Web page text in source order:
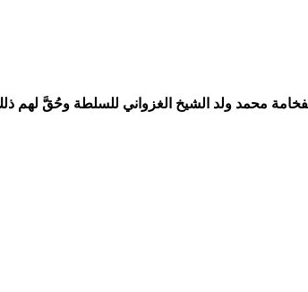
محمد ولد الشيخ الغزواني للسلطة وحُقَّ لهم